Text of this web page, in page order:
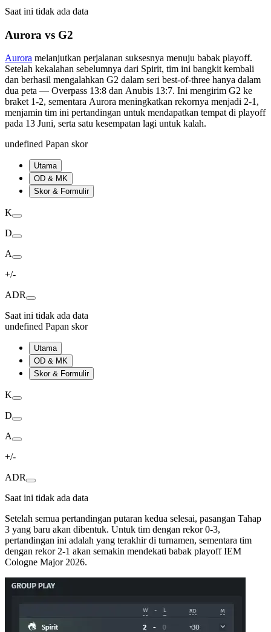
Saat ini tidak ada data
Aurora vs G2
Aurora melanjutkan perjalanan suksesnya menuju babak playoff.
Setelah kekalahan sebelumnya dari Spirit, tim ini bangkit kembali
dan berhasil mengalahkan G2 dalam seri best-of-three hanya dalam
dua peta — Overpass 13:8 dan Anubis 13:7. Ini mengirim G2 ke
braket 1-2, sementara Aurora meningkatkan rekornya menjadi 2-1,
menjamin tim ini pertandingan untuk mendapatkan tempat di playoff
pada 13 Juni, serta satu kesempatan lagi untuk kalah.
undefined Papan skor
Utama
OD & MK
Skor & Formulir
K
D
A
+/-
ADR
Saat ini tidak ada data
undefined Papan skor
Utama
OD & MK
Skor & Formulir
K
D
A
+/-
ADR
Saat ini tidak ada data
Setelah semua pertandingan putaran kedua selesai, pasangan Tahap
3 yang baru akan dibentuk. Untuk tim dengan rekor 0-3,
pertandingan ini adalah yang terakhir di turnamen, sementara tim
dengan rekor 2-1 akan semakin mendekati babak playoff IEM
Cologne Major 2026.